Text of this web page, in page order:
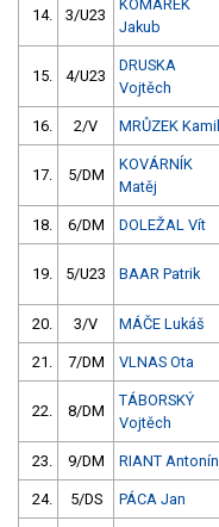
14. 3/U23
KOMÁREK
Jakub
15. 4/U23
DRUSKA
Vojtěch
16. 2/V MRŮZEK Kamil
17. 5/DM
KOVÁRNÍK
Matěj
18. 6/DM DOLEŽAL Vít
19. 5/U23 BAAR Patrik
20. 3/V MÁČE Lukáš
21. 7/DM VLNAS Ota
22. 8/DM
TÁBORSKÝ
Vojtěch
23. 9/DM RIANT Antonín
24. 5/DS PÁCA Jan